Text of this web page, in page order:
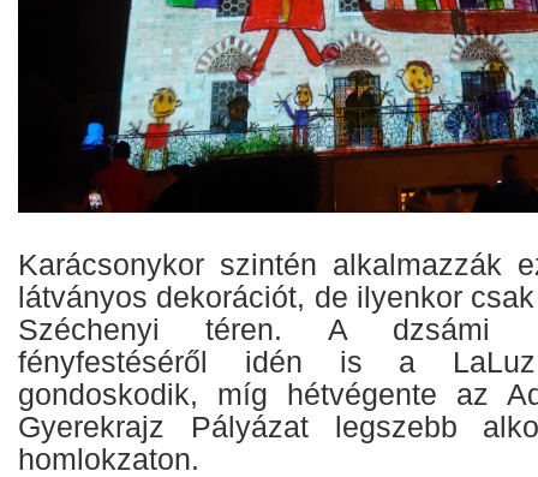
Karácsonykor szintén alkalmazzák
látványos dekorációt, de ilyenkor
Széchenyi téren. A dzsámi
fényfestéséről idén is a
gondoskodik, míg hétvégente az
Gyerekrajz Pályázat legszebb
homlokzaton.